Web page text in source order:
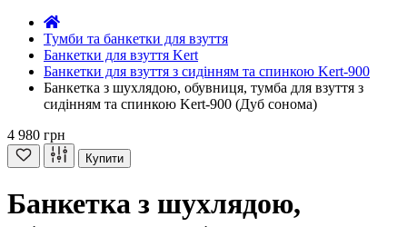
Тумби та банкетки для взуття
Банкетки для взуття Kert
Банкетки для взуття з сидінням та спинкою Kert-900
Банкетка з шухлядою, обувниця, тумба для взуття з
сидінням та спинкою Kert-900 (Дуб сонома)
4 980 грн
Купити
Банкетка з шухлядою,